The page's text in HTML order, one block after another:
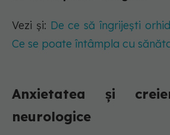
Vezi și: De ce să îngrijești
Ce se poate întâmpla cu
Anxietatea și
neurologice